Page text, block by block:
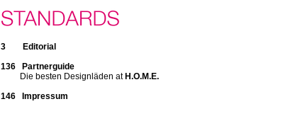
3 Editorial
136 Partnerguide
Die besten Designläden at H.O.M.E.
146 Impressum